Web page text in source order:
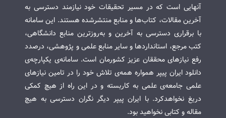
آنهایی است که در مسیر تحقیقات خود نیازمند دسترسی به
آخرین مقالات، کتاب‌ها و منابع منتشرشده هستند. این سامانه
با برقراری دسترسی به آخرین و به‌روزترین منابع دانشگاهی،
کتب مرجع، استانداردها و سایر منابع علمی و پژوهشی، درصدد
رفع نیازهای محققان عزیز کشورمان است. سامانه‌ی یکپارچه‌ی
دانلود ایران پیپر همواره همه‌ی تلاش خود را در تامین نیازهای
علمی جامعه‌ی علمی به کاربسته و در این راه از هیچ کمکی
دریغ نخواهدکرد. با ایران پیپر دیگر نگران دسترسی به هیچ
مقاله و کتابی نخواهید بود.